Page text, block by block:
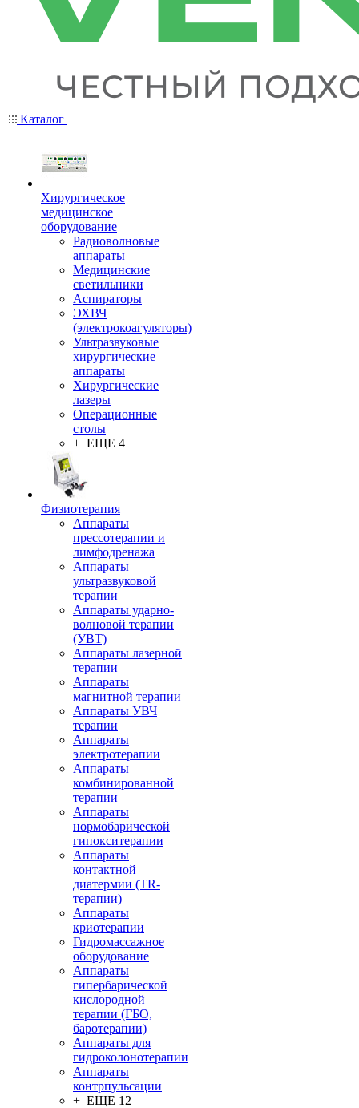
Каталог
Хирургическое
медицинское
оборудование
Радиоволновые
аппараты
Медицинские
светильники
Аспираторы
ЭХВЧ
(электрокоагуляторы)
Ультразвуковые
хирургические
аппараты
Хирургические
лазеры
Операционные
столы
+ ЕЩЕ 4
Физиотерапия
Аппараты
прессотерапии и
лимфодренажа
Аппараты
ультразвуковой
терапии
Аппараты ударно-
волновой терапии
(УВТ)
Аппараты лазерной
терапии
Аппараты
магнитной терапии
Аппараты УВЧ
терапии
Аппараты
электротерапии
Аппараты
комбинированной
терапии
Аппараты
нормобарической
гипокситерапии
Аппараты
контактной
диатермии (TR-
терапии)
Аппараты
криотерапии
Гидромассажное
оборудование
Аппараты
гипербарической
кислородной
терапии (ГБО,
баротерапии)
Аппараты для
гидроколонотерапии
Аппараты
контрпульсации
+ ЕЩЕ 12